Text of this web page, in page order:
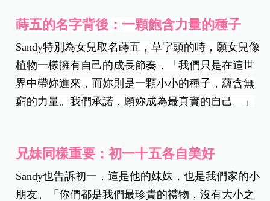
蒔五的名字背後：一顆飽含力量的種子
Sandy特別為女兒取名蒔五，草字頭的時，願女兒像
植物一樣擁有自己的成長節奏，「我們只是在這世
界中帶妳進來，而妳則是一顆小小的種子，蘊含無
窮的力量。我們承諾，願妳成為最真實的自己。」
兄妹同樣重要：初一十五各自美好
Sandy也告訴初一，這是他的妹妹，也是我們家的小
朋友。「你們都是我們最珍貴的禮物，沒有大小之